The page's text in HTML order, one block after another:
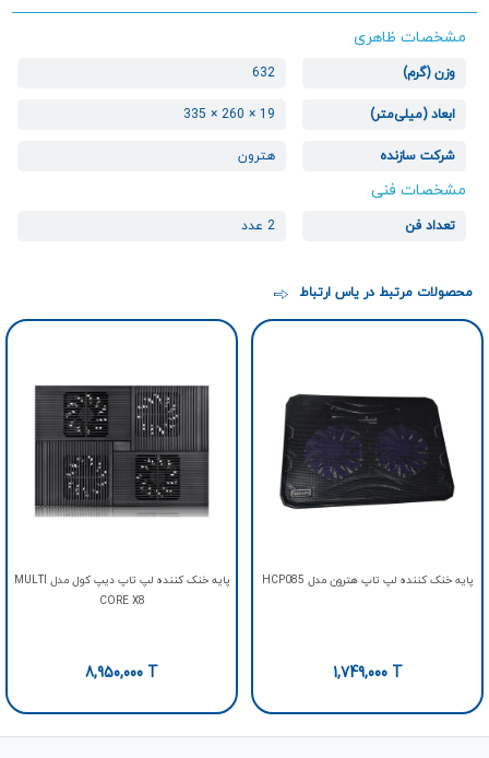
مشخصات ظاهری
وزن (گرم) 632
ابعاد (میلی‌متر) 19 × 260 × 335
شرکت سازنده هترون
مشخصات فنی
تعداد فن 2 عدد
محصولات مرتبط در یاس ارتباط
پایه خنک کننده لپ تاپ هترون مدل HCP085
1,749,000T
پایه خنک کننده لپ تاپ دیپ کول مدل MULTI
CORE X8
8,950,000 T